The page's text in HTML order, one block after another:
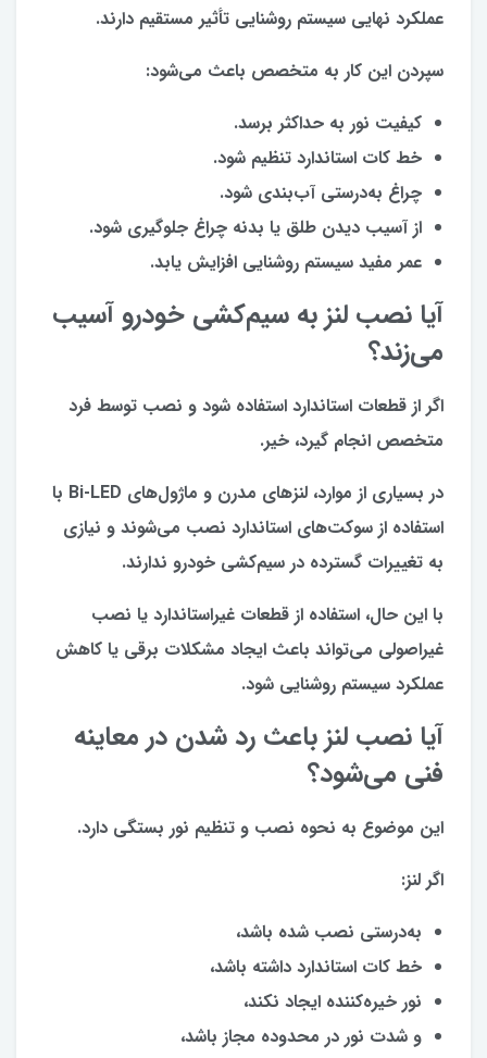
عملکرد نهایی سیستم روشنایی تأثیر مستقیم دارند.
سپردن این کار به متخصص باعث می‌شود:
کیفیت نور به حداکثر برسد.
خط کات استاندارد تنظیم شود.
چراغ به‌درستی آب‌بندی شود.
از آسیب دیدن طلق یا بدنه چراغ جلوگیری شود.
عمر مفید سیستم روشنایی افزایش یابد.
آیا نصب لنز به سیم‌کشی خودرو آسیب
می‌زند؟
اگر از قطعات استاندارد استفاده شود و نصب توسط فرد
متخصص انجام گیرد، خیر.
در بسیاری از موارد، لنزهای مدرن و ماژول‌های Bi-LED با
استفاده از سوکت‌های استاندارد نصب می‌شوند و نیازی
به تغییرات گسترده در سیم‌کشی خودرو ندارند.
با این حال، استفاده از قطعات غیراستاندارد یا نصب
غیراصولی می‌تواند باعث ایجاد مشکلات برقی یا کاهش
عملکرد سیستم روشنایی شود.
آیا نصب لنز باعث رد شدن در معاینه
فنی می‌شود؟
این موضوع به نحوه نصب و تنظیم نور بستگی دارد.
اگر لنز:
به‌درستی نصب شده باشد،
خط کات استاندارد داشته باشد،
نور خیره‌کننده ایجاد نکند،
و شدت نور در محدوده مجاز باشد،